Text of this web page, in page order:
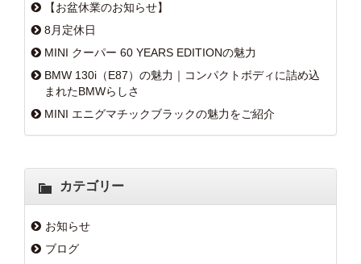
【お盆休業のお知らせ】
8月定休日
MINI クーパー 60 YEARS EDITIONの魅力
BMW 130i（E87）の魅力｜コンパクトボディに詰め込
まれたBMWらしさ
MINI エニグマチックブラックの魅力をご紹介
カテゴリー
お知らせ
ブログ